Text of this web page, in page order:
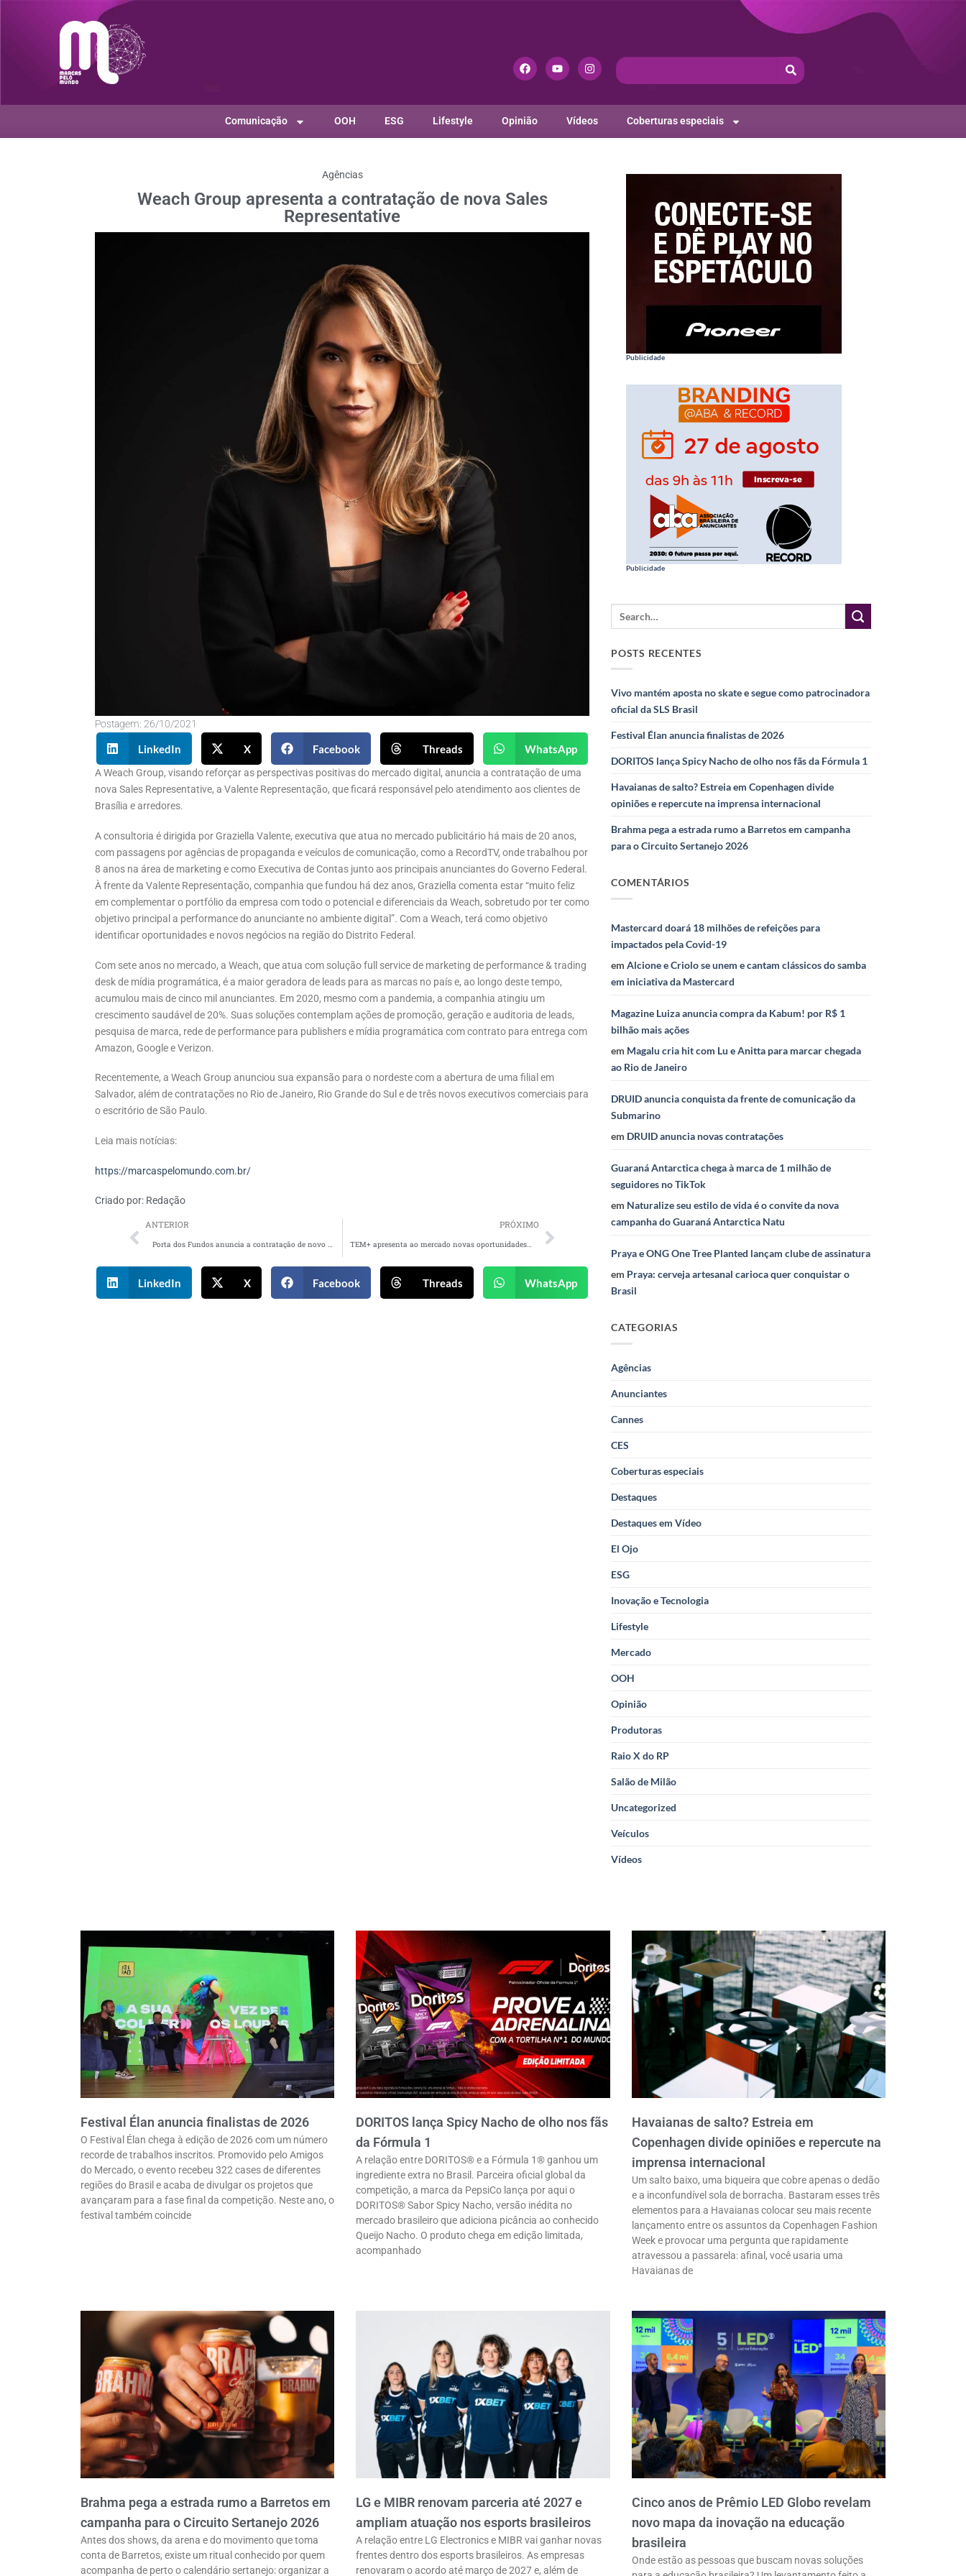
Comunicação OOH ESG Lifestyle Opinião Vídeos Coberturas especiais
Agências
Weach Group apresenta a contratação de nova Sales
Representative
Postagem: 26/10/2021
LinkedIn X Facebook Threads WhatsApp
A Weach Group, visando reforçar as perspectivas positivas do mercado digital, anuncia a contratação de uma
nova Sales Representative, a Valente Representação, que ficará responsável pelo atendimento aos clientes de
Brasília e arredores.
A consultoria é dirigida por Graziella Valente, executiva que atua no mercado publicitário há mais de 20 anos,
com passagens por agências de propaganda e veículos de comunicação, como a RecordTV, onde trabalhou por
8 anos na área de marketing e como Executiva de Contas junto aos principais anunciantes do Governo Federal.
À frente da Valente Representação, companhia que fundou há dez anos, Graziella comenta estar “muito feliz
em complementar o portfólio da empresa com todo o potencial e diferenciais da Weach, sobretudo por ter como
objetivo principal a performance do anunciante no ambiente digital”. Com a Weach, terá como objetivo
identificar oportunidades e novos negócios na região do Distrito Federal.
Com sete anos no mercado, a Weach, que atua com solução full service de marketing de performance & trading
desk de mídia programática, é a maior geradora de leads para as marcas no país e, ao longo deste tempo,
acumulou mais de cinco mil anunciantes. Em 2020, mesmo com a pandemia, a companhia atingiu um
crescimento saudável de 20%. Suas soluções contemplam ações de promoção, geração e auditoria de leads,
pesquisa de marca, rede de performance para publishers e mídia programática com contrato para entrega com
Amazon, Google e Verizon.
Recentemente, a Weach Group anunciou sua expansão para o nordeste com a abertura de uma filial em
Salvador, além de contratações no Rio de Janeiro, Rio Grande do Sul e de três novos executivos comerciais para
o escritório de São Paulo.
Leia mais notícias:
https://marcaspelomundo.com.br/
Criado por: Redação
ANTERIOR
Porta dos Fundos anuncia a contratação de novo Head de Roteiros
PRÓXIMO
TEM+ apresenta ao mercado novas oportunidades e projetos especiais
LinkedIn X Facebook Threads WhatsApp
Publicidade
Publicidade
POSTS RECENTES
Vivo mantém aposta no skate e segue como patrocinadora
oficial da SLS Brasil
Festival Élan anuncia finalistas de 2026
DORITOS lança Spicy Nacho de olho nos fãs da Fórmula 1
Havaianas de salto? Estreia em Copenhagen divide
opiniões e repercute na imprensa internacional
Brahma pega a estrada rumo a Barretos em campanha
para o Circuito Sertanejo 2026
COMENTÁRIOS
Mastercard doará 18 milhões de refeições para
impactados pela Covid-19
emAlcione e Criolo se unem e cantam clássicos do samba
em iniciativa da Mastercard
Magazine Luiza anuncia compra da Kabum! por R$ 1
bilhão mais ações
em Magalu cria hit com Lu e Anitta para marcar chegada
ao Rio de Janeiro
DRUID anuncia conquista da frente de comunicação da
Submarino
em DRUID anuncia novas contratações
Guaraná Antarctica chega à marca de 1 milhão de
seguidores no TikTok
em Naturalize seu estilo de vida é o convite da nova
campanha do Guaraná Antarctica Natu
Praya e ONG One Tree Planted lançam clube de assinatura
em Praya: cerveja artesanal carioca quer conquistar o
Brasil
CATEGORIAS
Agências
Anunciantes
Cannes
CES
Coberturas especiais
Destaques
Destaques em Vídeo
El Ojo
ESG
Inovação e Tecnologia
Lifestyle
Mercado
OOH
Opinião
Produtoras
Raio X do RP
Salão de Milão
Uncategorized
Veículos
Vídeos
Festival Élan anuncia finalistas de 2026
O Festival Élan chega à edição de 2026 com um número
recorde de trabalhos inscritos. Promovido pelo Amigos
do Mercado, o evento recebeu 322 cases de diferentes
regiões do Brasil e acaba de divulgar os projetos que
avançaram para a fase final da competição. Neste ano, o
festival também coincide
DORITOS lança Spicy Nacho de olho nos fãs
da Fórmula 1
A relação entre DORITOS® e a Fórmula 1® ganhou um
ingrediente extra no Brasil. Parceira oficial global da
competição, a marca da PepsiCo lança por aqui o
DORITOS® Sabor Spicy Nacho, versão inédita no
mercado brasileiro que adiciona picância ao conhecido
Queijo Nacho. O produto chega em edição limitada,
acompanhado
Havaianas de salto? Estreia em
Copenhagen divide opiniões e repercute na
imprensa internacional
Um salto baixo, uma biqueira que cobre apenas o dedão
e a inconfundível sola de borracha. Bastaram esses três
elementos para a Havaianas colocar seu mais recente
lançamento entre os assuntos da Copenhagen Fashion
Week e provocar uma pergunta que rapidamente
atravessou a passarela: afinal, você usaria uma
Havaianas de
Brahma pega a estrada rumo a Barretos em
campanha para o Circuito Sertanejo 2026
Antes dos shows, da arena e do movimento que toma
conta de Barretos, existe um ritual conhecido por quem
acompanha de perto o calendário sertanejo: organizar a
LG e MIBR renovam parceria até 2027 e
ampliam atuação nos esports brasileiros
A relação entre LG Electronics e MIBR vai ganhar novas
frentes dentro dos esports brasileiros. As empresas
renovaram o acordo até março de 2027 e, além de
Cinco anos de Prêmio LED Globo revelam
novo mapa da inovação na educação
brasileira
Onde estão as pessoas que buscam novas soluções